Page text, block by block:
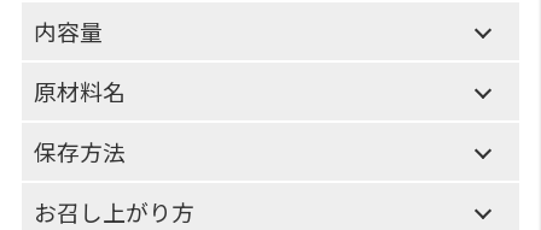
内容量
原材料名
保存方法
お召し上がり方